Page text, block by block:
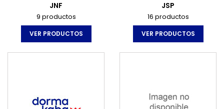
JNF
9 productos
VER PRODUCTOS
JSP
16 productos
VER PRODUCTOS